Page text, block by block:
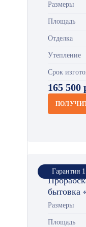
Размеры
Площадь
Отделка
Утепление
Срок
165 500
Гарантия
бытовка
Размеры
Площадь